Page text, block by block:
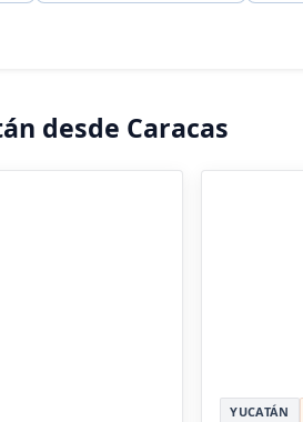
desde Caracas
YUCATÁN